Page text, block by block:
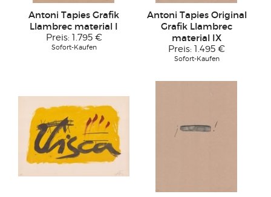
Antoni Tapies Grafik
Llambrec material I
Preis: 1.795 €
Sofort-Kaufen
Antoni Tapies Original
Grafik Llambrec
material IX
Preis: 1.495 €
Sofort-Kaufen